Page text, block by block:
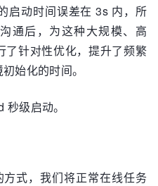
启动时间误差在 3s 内，所
通后，为这种大规模、高
了针对性优化，提升了频繁
始化的时间。
级启动。
式，我们将正常在线任务